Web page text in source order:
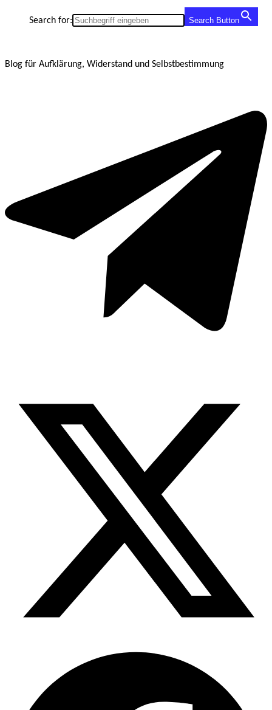
Search for: Search Button
Blog für Aufklärung, Widerstand und Selbstbestimmung